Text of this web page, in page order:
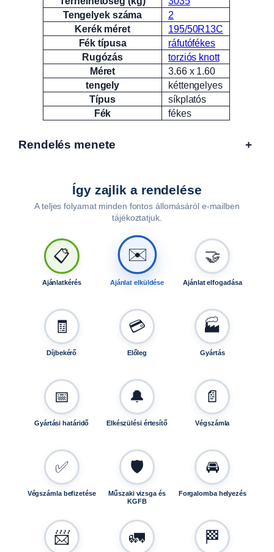
Tengelyek száma
2
Kerék méret
195/50R13C
Fék típusa
ráfutófékes
Rugózás
torziós knott
Méret
3.66 x 1.60
tengely
kéttengelyes
Típus
síkplatós
Fék
fékes
Rendelés menete +
Így zajlik a rendelése
A teljes folyamat minden fontos állomásáról e-mailben
tájékoztatjuk.
📋
Ajánlatkérés
✉️
Ajánlat elküldése
🤝
Ajánlat elfogadása
🧾
Díjbekérő
💳
Előleg
🏭
Gyártás
📅
Gyártási határidő
🔔
Elkészülési értesítő
📄
Végszámla
✅
Végszámla befizetése
🛡️
Műszaki vizsga és
KGFB
🚘
Forgalomba helyezés
📨 🚛 🏁